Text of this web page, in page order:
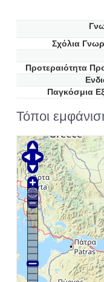
Σχόλια
Προτεραιότητα
Παγκόσμια
Τόποι